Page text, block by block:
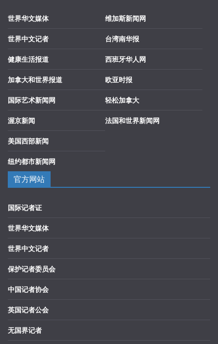
世界华文媒体
世界中文记者
健康生活报道
加拿大和世界报道
国际艺术新闻网
渥京新闻
美国西部新闻
纽约都市新闻网
维加斯新闻网
台湾南华报
西班牙华人网
欧亚时报
轻松加拿大
法国和世界新闻网
官方网站
国际记者证
世界华文媒体
世界中文记者
保护记者委员会
中国记者协会
英国记者公会
无国界记者